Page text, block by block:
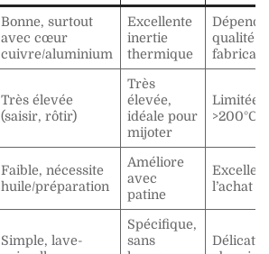
Bonne, surtout
avec cœur
cuivre/aluminium
Excellente
inertie
thermique
Dépend
qualité
Très élevée
(saisir, rôtir)
Très
élevée,
idéale pour
mijoter
Limitée
>200°C)
Faible, nécessite
huile/préparation
Améliore
avec
patine
l’achat
Simple, lave-
Spécifique,
sans
Délicat,